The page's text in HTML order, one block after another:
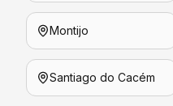
Montijo
Santiago do Cacém